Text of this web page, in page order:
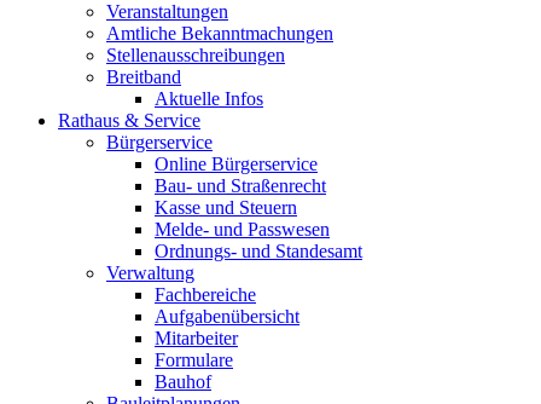
Veranstaltungen
Amtliche Bekanntmachungen
Stellenausschreibungen
Breitband
Aktuelle Infos
Rathaus & Service
Bürgerservice
Online Bürgerservice
Bau- und Straßenrecht
Kasse und Steuern
Melde- und Passwesen
Ordnungs- und Standesamt
Verwaltung
Fachbereiche
Aufgabenübersicht
Mitarbeiter
Formulare
Bauhof